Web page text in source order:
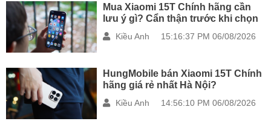
Mua Xiaomi 15T Chính hãng cần
lưu ý gì? Cẩn thận trước khi chọn
Kiều Anh 15:16:37 PM 06/08/2026
HungMobile bán Xiaomi 15T Chính
hãng giá rẻ nhất Hà Nội?
Kiều Anh 14:56:10 PM 06/08/2026